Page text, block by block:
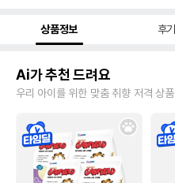
상품정보 후기
Ai가 추천 드려요
우리 아이를 위한 맞춤 취향 저격 상품